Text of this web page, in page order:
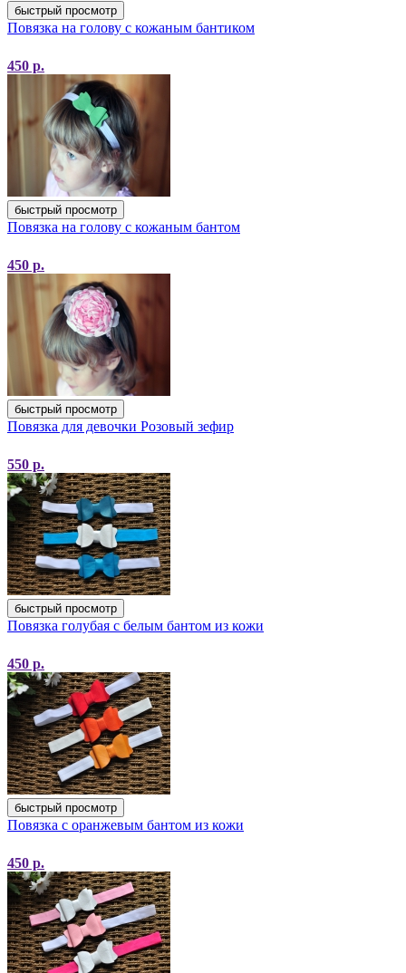
быстрый просмотр
Повязка на голову с кожаным бантиком
450 р.
быстрый просмотр
Повязка на голову с кожаным бантом
450 р.
быстрый просмотр
Повязка для девочки Розовый зефир
550 р.
быстрый просмотр
Повязка голубая с белым бантом из кожи
450 р.
быстрый просмотр
Повязка с оранжевым бантом из кожи
450 р.